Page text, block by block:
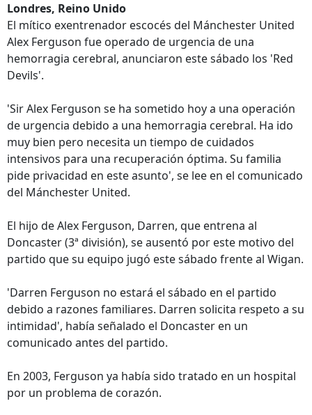
Londres, Reino Unido
El mítico exentrenador escocés del Mánchester United
Alex Ferguson fue operado de urgencia de una
hemorragia cerebral, anunciaron este sábado los 'Red
Devils'.
'Sir Alex Ferguson se ha sometido hoy a una operación
de urgencia debido a una hemorragia cerebral. Ha ido
muy bien pero necesita un tiempo de cuidados
intensivos para una recuperación óptima. Su familia
pide privacidad en este asunto', se lee en el comunicado
del Mánchester United.
El hijo de Alex Ferguson, Darren, que entrena al
Doncaster (3ª división), se ausentó por este motivo del
partido que su equipo jugó este sábado frente al Wigan.
'Darren Ferguson no estará el sábado en el partido
debido a razones familiares. Darren solicita respeto a su
intimidad', había señalado el Doncaster en un
comunicado antes del partido.
En 2003, Ferguson ya había sido tratado en un hospital
por un problema de corazón.